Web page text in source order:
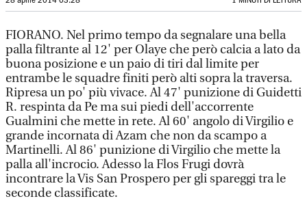
FIORANO. Nel primo tempo da segnalare una bella
palla filtrante al 12' per Olaye che però calcia a lato da
buona posizione e un paio di tiri dal limite per
entrambe le squadre finiti però alti sopra la traversa.
Ripresa un po' più vivace. Al 47' punizione di Guidetti
R. respinta da Pe ma sui piedi dell'accorrente
Gualmini che mette in rete. Al 60' angolo di Virgilio e
grande incornata di Azam che non da scampo a
Martinelli. Al 86' punizione di Virgilio che mette la
palla all'incrocio. Adesso la Flos Frugi dovrà
incontrare la Vis San Prospero per gli spareggi tra le
seconde classificate.